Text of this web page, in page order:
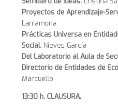
Proyectos de Aprendizaje-
Larramona
Prácticas Universa en
Social.Nieves García
Del Laboratorio al Aula de
Directorio de Entidades de
Marcuello
13:30 h. CLAUSURA.